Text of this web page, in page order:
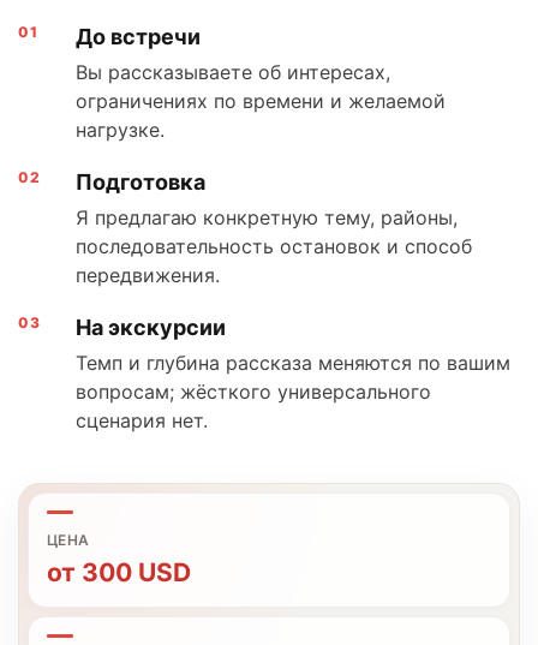
До встречи
Вы рассказываете об интересах,
ограничениях по времени и желаемой
нагрузке.
Подготовка
Я предлагаю конкретную тему, районы,
последовательность остановок и способ
передвижения.
На экскурсии
Темп и глубина рассказа меняются по вашим
вопросам; жёсткого универсального
сценария нет.
ЦЕНА
от 300 USD